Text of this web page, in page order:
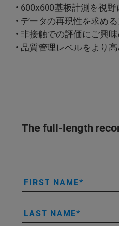
• 600x600基板計測を視
• データの再現性を求め
• 非接触での評価にご興
• 品質管理レベルをより
The full-length
FIRST NAME
LAST NAME